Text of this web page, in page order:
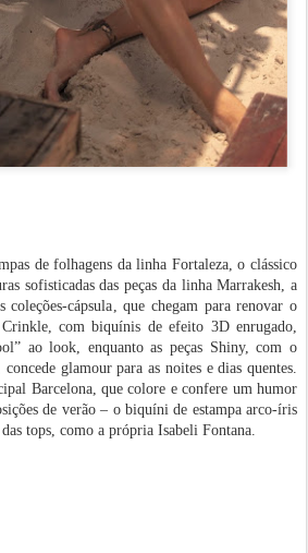
de folhagens da linha Fortaleza, o clássico
sofisticadas das peças da linha Marrakesh, a
coleções-cápsula, que chegam para renovar o
com biquínis de efeito 3D enrugado,
ao look, enquanto as peças Shiny, com o
glamour para as noites e dias quentes.
Barcelona, que colore e confere um humor
de verão – o biquíni de estampa arco-íris
tops, como a própria Isabeli Fontana.